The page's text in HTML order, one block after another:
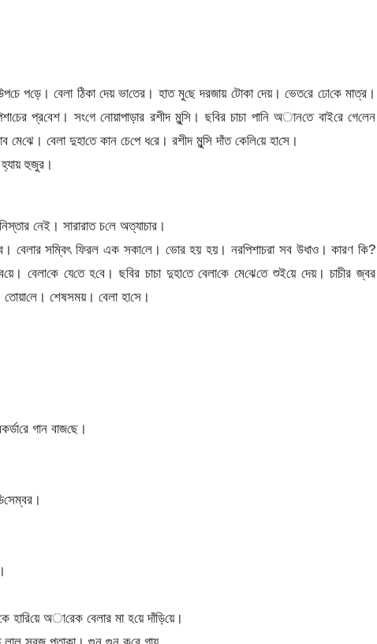
প‌ড়ে। বেলা ঠিকা দেয় ভা‌তের। হাত মু‌ছে দরজায় ‌টোকা দেয়। ভেত‌রে ঢো‌কে মাত্র।
প্র‌বেশ। সং‌গে নোয়াপাড়ার রশীদ মুন্সি। ছ‌বির চাচা পা‌নি অান‌তে বাই‌রে গে‌লেন
বেলা দুহা‌তে কান চে‌পে ধ‌রে। রশীদ মুন্সি দাঁত কে‌লি‌য়ে হা‌সে।
হ্যায় হুজুর।
নেই। সারারাত চ‌লে অত্যাচার।
বেলার সম্বিৎ ফিরল এক সকা‌লে। ভোর হয় হয়। নর‌পিশাচরা সব উধাও। কারণ কি?
‌বেলা‌কে যে‌তে হ‌বে। ছ‌বির চাচা দুহা‌তে বেলা‌কে মে‌ঝে‌তে শুই‌য়ে দেয়। চাচীর জ্বর
শেষসময়। বেলা হা‌সে।
গান বাজ‌ছে।
হা‌রি‌য়ে অা‌রেক বেলার মা হ‌য়ে দাঁড়ি‌য়ে।